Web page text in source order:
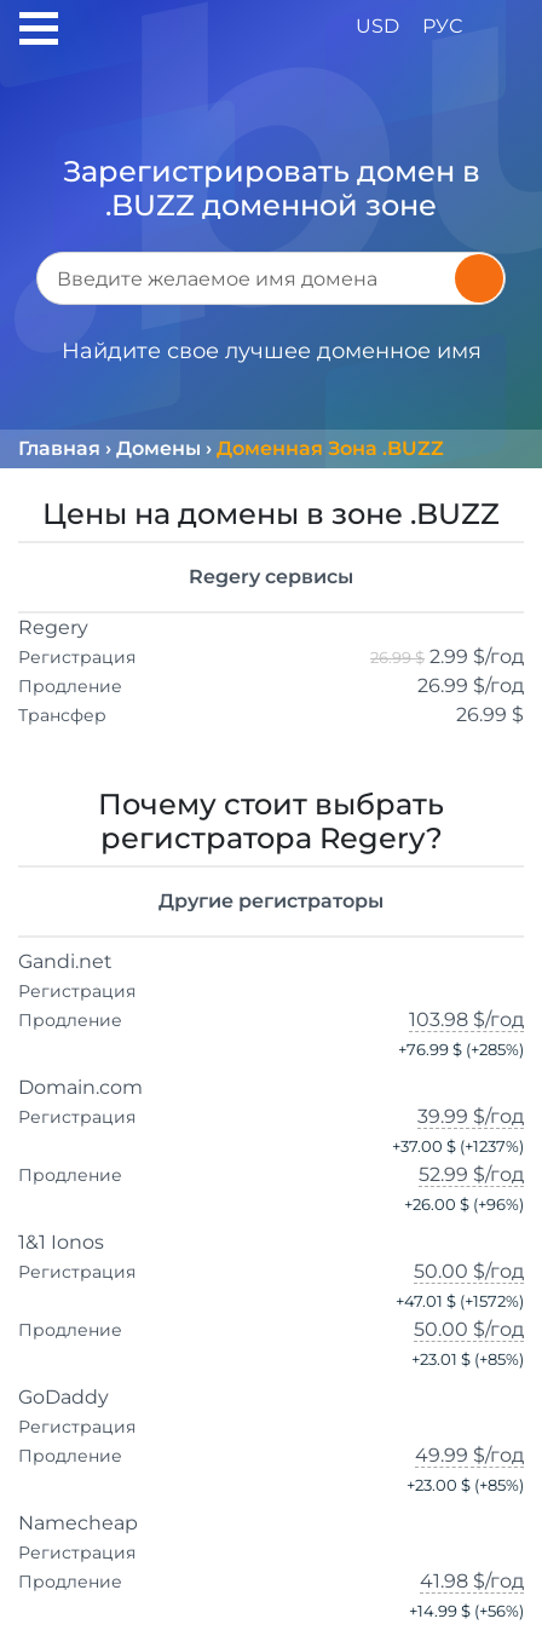
USD РУС
Зарегистрировать домен в
.BUZZ доменной зоне
Найдите свое лучшее доменное имя
Главная › Домены › Доменная Зона .BUZZ
Цены на домены в зоне .BUZZ
Regery сервисы
Regery
Регистрация 26.99 $ 2.99 $/год
Продление 26.99 $/год
Трансфер 26.99 $
Почему стоит выбрать
регистратора Regery?
Другие регистраторы
Gandi.net
Регистрация
Продление
103.98 $/год
+76.99 $ (+285%)
Domain.com
Регистрация 39.99 $/год
+37.00 $ (+1237%)
Продление 52.99 $/год
+26.00 $ (+96%)
1&1 Ionos
Регистрация 50.00 $/год
+47.01 $ (+1572%)
Продление 50.00 $/год
+23.01 $ (+85%)
GoDaddy
Регистрация
Продление
49.99 $/год
+23.00 $ (+85%)
Namecheap
Регистрация
Продление
41.98 $/год
+14.99 $ (+56%)